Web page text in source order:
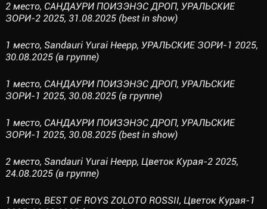
2 место, САНДАУРИ ПОИЗЭНЭС ДРОП, УРАЛЬСКИЕ
ЗОРИ-2 2025, 31.08.2025 (best in show)
1 место, Sandauri Yurai Heepp, УРАЛЬСКИЕ ЗОРИ-1 2025,
30.08.2025 (в группе)
1 место, САНДАУРИ ПОИЗЭНЭС ДРОП, УРАЛЬСКИЕ
ЗОРИ-1 2025, 30.08.2025 (в группе)
1 место, САНДАУРИ ПОИЗЭНЭС ДРОП, УРАЛЬСКИЕ
ЗОРИ-1 2025, 30.08.2025 (best in show)
2 место, Sandauri Yurai Heepp, Цветок Курая-2 2025,
24.08.2025 (в группе)
1 место, BEST OF ROYS ZOLOTO ROSSII, Цветок Курая-1